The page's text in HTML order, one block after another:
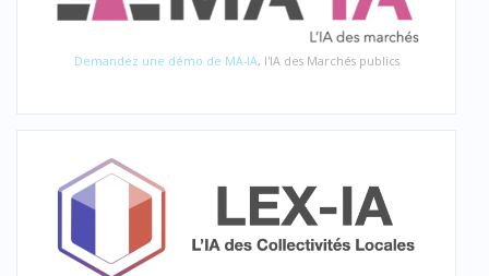
Demandez une démo de MA-IA, l'IA des Marchés publics